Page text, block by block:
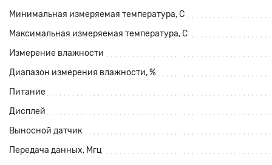
Минимальная измеряемая температура, С
Максимальная измеряемая температура, С
Измерение влажности
Диапазон измерения влажности, %
Питание
Дисплей
Выносной датчик
Передача данных, Мгц